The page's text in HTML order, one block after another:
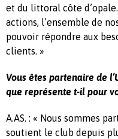
et du littoral côte
actions, l’ensemble de
pouvoir répondre aux
clients. »
Vous êtes partenaire de
que représente t-il pour
A.AS. : « Nous sommes
soutient le club depuis